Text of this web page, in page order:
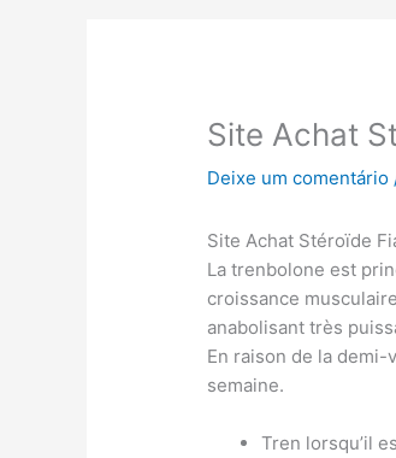
Site Achat
Deixe um comentário
Site Achat Stéroïde
La trenbolone est
croissance
anabolisant très
En raison de la
semaine.
Tren lorsqu’il